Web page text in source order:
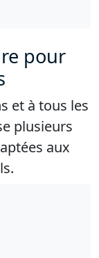
pour
et à tous les
plusieurs
aux